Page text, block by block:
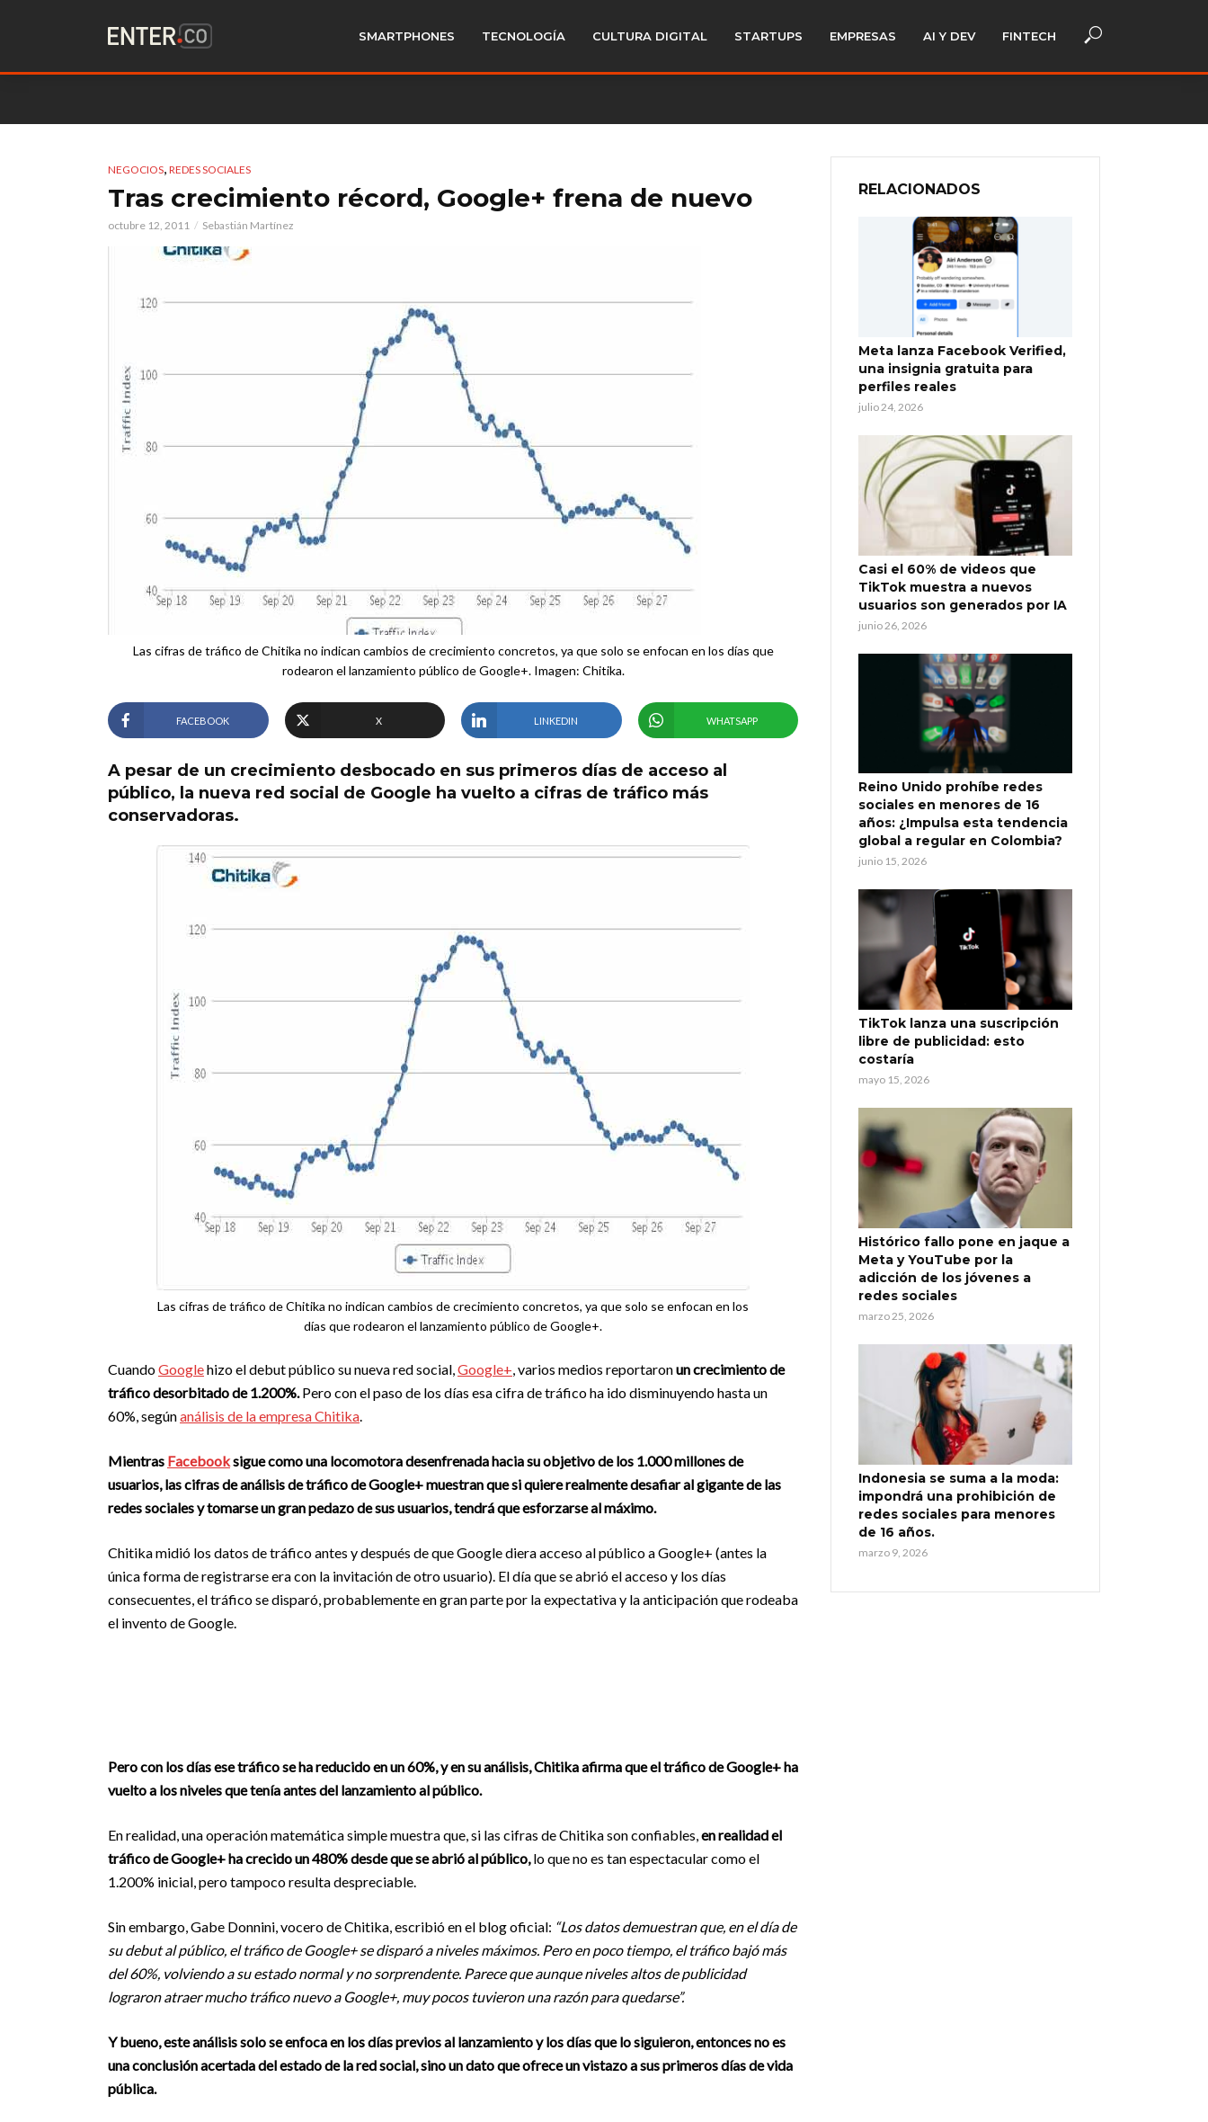
SMARTPHONES TECNOLOGÍA CULTURA DIGITAL STARTUPS EMPRESAS AI Y DEV FINTECH
NEGOCIOS, REDES SOCIALES
Tras crecimiento récord, Google+ frena de nuevo
octubre 12, 2011 Sebastián Martínez
Las cifras de tráfico de Chitika no indican cambios de crecimiento concretos, ya que solo se enfocan en los días que
rodearon el lanzamiento público de Google+. Imagen: Chitika.
FACEBOOK X LINKEDIN WHATSAPP
A pesar de un crecimiento desbocado en sus primeros días de acceso al
público, la nueva red social de Google ha vuelto a cifras de tráfico más
conservadoras.
Las cifras de tráfico de Chitika no indican cambios de crecimiento concretos, ya que solo se enfocan en los
días que rodearon el lanzamiento público de Google+.
CuandoGooglehizo el debut público su nueva red social,Google+, varios medios reportaronun crecimiento de
tráfico desorbitado de 1.200%.Pero con el paso de los días esa cifra de tráfico ha ido disminuyendo hasta un
60%, segúnanálisis de la empresa Chitika.
Mientras Facebooksigue como una locomotora desenfrenada hacia su objetivo de los 1.000 millones de
usuarios, las cifras de análisis de tráfico de Google+ muestran que si quiere realmente desafiar al gigante de las
redes sociales y tomarse un gran pedazo de sus usuarios, tendrá que esforzarse al máximo.
Chitika midió los datos de tráfico antes y después de que Google diera acceso al público a Google+ (antes la
única forma de registrarse era con la invitación de otro usuario). El día que se abrió el acceso y los días
consecuentes, el tráfico se disparó, probablemente en gran parte por la expectativa y la anticipación que rodeaba
el invento de Google.
Pero con los días ese tráfico se ha reducido en un 60%, y en su análisis, Chitika afirma que el tráfico de Google+ ha
vuelto a los niveles que tenía antes del lanzamiento al público.
En realidad, una operación matemática simple muestra que, si las cifras de Chitika son confiables,en realidad el
tráfico de Google+ ha crecido un 480% desde que se abrió al público,lo que no es tan espectacular como el
1.200% inicial, pero tampoco resulta despreciable.
Sin embargo, Gabe Donnini, vocero de Chitika, escribió en el blog oficial: “Los datos demuestran que, en el día de
su debut al público, el tráfico de Google+ se disparó a niveles máximos. Pero en poco tiempo, el tráfico bajó más
del 60%, volviendo a su estado normal y no sorprendente. Parece que aunque niveles altos de publicidad
lograron atraer mucho tráfico nuevo a Google+, muy pocos tuvieron una razón para quedarse”.
Y bueno, este análisis solo se enfoca en los días previos al lanzamiento y los días que lo siguieron, entonces no es
una conclusión acertada del estado de la red social, sino un dato que ofrece un vistazo a sus primeros días de vida
pública.
RELACIONADOS
Meta lanza Facebook Verified,
una insignia gratuita para
perfiles reales
julio 24, 2026
Casi el 60% de videos que
TikTok muestra a nuevos
usuarios son generados por IA
junio 26, 2026
Reino Unido prohíbe redes
sociales en menores de 16
años: ¿Impulsa esta tendencia
global a regular en Colombia?
junio 15, 2026
TikTok lanza una suscripción
libre de publicidad: esto
costaría
mayo 15, 2026
Histórico fallo pone en jaque a
Meta y YouTube por la
adicción de los jóvenes a
redes sociales
marzo 25, 2026
Indonesia se suma a la moda:
impondrá una prohibición de
redes sociales para menores
de 16 años.
marzo 9, 2026